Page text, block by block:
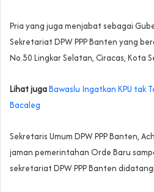
Pria yang juga menjabat sebagai
Sekretariat DPW PPP Banten yang
No.50 Lingkar Selatan, Ciracas, Kota
Lihat jugaBawaslu Ingatkan KPU tak
Bacaleg
Sekretaris Umum DPW PPP Banten,
jaman pemerintahan Orde Baru
sekretariat DPW PPP Banten